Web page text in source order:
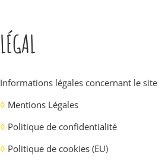
LÉGAL
Informations légales concernant le site
◊ Mentions Légales
◊ Politique de confidentialité
◊ Politique de cookies (EU)